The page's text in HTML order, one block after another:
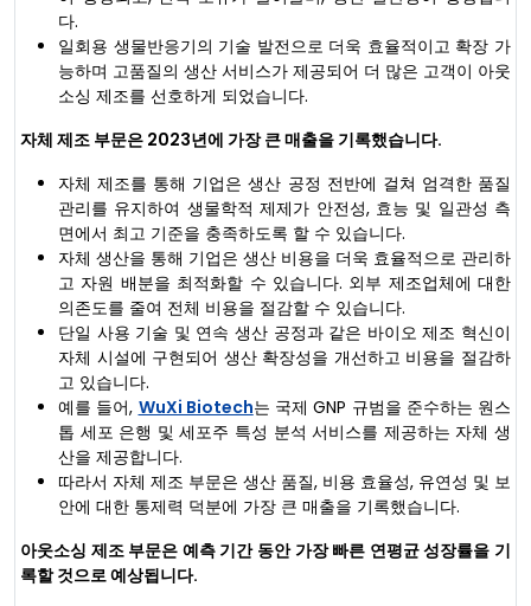
다.
일회용 생물반응기의 기술 발전으로 더욱 효율적이고 확장 가
능하며 고품질의 생산 서비스가 제공되어 더 많은 고객이 아웃
소싱 제조를 선호하게 되었습니다.
자체 제조 부문은 2023년에 가장 큰 매출을 기록했습니다.
자체 제조를 통해 기업은 생산 공정 전반에 걸쳐 엄격한 품질
관리를 유지하여 생물학적 제제가 안전성, 효능 및 일관성 측
면에서 최고 기준을 충족하도록 할 수 있습니다.
자체 생산을 통해 기업은 생산 비용을 더욱 효율적으로 관리하
고 자원 배분을 최적화할 수 있습니다. 외부 제조업체에 대한
의존도를 줄여 전체 비용을 절감할 수 있습니다.
단일 사용 기술 및 연속 생산 공정과 같은 바이오 제조 혁신이
자체 시설에 구현되어 생산 확장성을 개선하고 비용을 절감하
고 있습니다.
예를 들어, WuXi Biotech는 국제 GNP 규범을 준수하는 원스
톱 세포 은행 및 세포주 특성 분석 서비스를 제공하는 자체 생
산을 제공합니다.
따라서 자체 제조 부문은 생산 품질, 비용 효율성, 유연성 및 보
안에 대한 통제력 덕분에 가장 큰 매출을 기록했습니다.
아웃소싱 제조 부문은 예측 기간 동안 가장 빠른 연평균 성장률을 기
록할 것으로 예상됩니다.